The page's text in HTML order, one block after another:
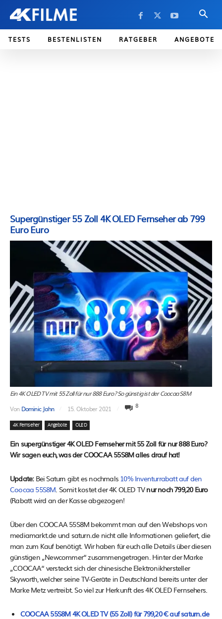
TESTS BESTENLISTEN RATGEBER ANGEBOTE
Supergünstiger 55 Zoll 4K OLED Fernseher ab 799
Euro Euro
Ein 4K OLED TV mit 55 Zoll für nur 888 Euro? So günstig ist der Coocaa S8M
Von Dominic Jahn 15. Oktober 2021 8
4K Fernseher Angebote OLED
Ein supergünstiger 4K OLED Fernseher mit 55 Zoll für nur 888 Euro?
Wir sagen euch, was der COOCAA 55S8M alles drauf hat!
Update:Bei Saturn gibt es nochmals 10% Inventurrabatt auf den
Coocaa 55S8M . Somit kostet der 4K OLED TVnur noch 799,20 Euro
(Rabatt wird an der Kasse abgezogen!
Über den COOCAA 55S8M bekommt man auf den Webshops von
mediamarkt.de und saturn.de nicht alle Informationen geliefert, die
man zum Kauf benötigt. Wir haben für euch alle Details über diesen
günstigen „Newcommer“ zusammengetragen. Hinter der Marke
„COOCAA“ versteckt sich der chinesische Elektronikhersteller
Skyworth, welcher seine TV-Geräte in Deutschland bereits unter der
Marke Metz vertreibt. So viel zur Herkunft des 4K OLED Fernsehers.
COOCAA 55S8M 4K OLED TV (55 Zoll) für 799,20 € auf saturn.de